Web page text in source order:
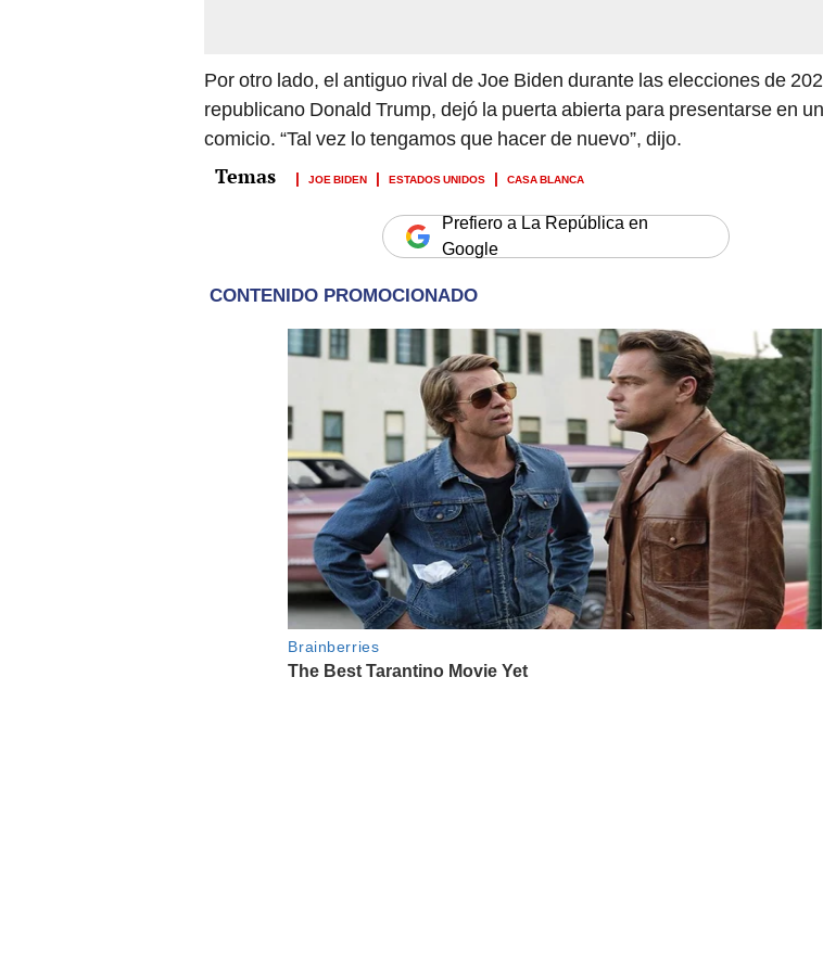
Por otro lado, el antiguo rival de Joe Biden durante las elecciones de
republicano Donald Trump, dejó la puerta abierta para presentarse en
comicio. “Tal vez lo tengamos que hacer de nuevo”, dijo.
JOE BIDEN ESTADOS UNIDOS CASA BLANCA
Prefiero a La República en
Google